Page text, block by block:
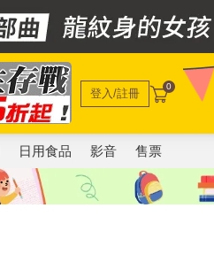
登入/註冊 0
日用食品 影音 售票